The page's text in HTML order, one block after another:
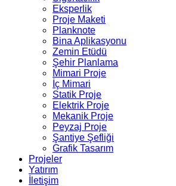
Eksperlik
Proje Maketi
Planknote
Bina Aplikasyonu
Zemin Etüdü
Şehir Planlama
Mimari Proje
İç Mimari
Statik Proje
Elektrik Proje
Mekanik Proje
Peyzaj Proje
Şantiye Şefliği
Grafik Tasarım
Projeler
Yatırım
İletişim